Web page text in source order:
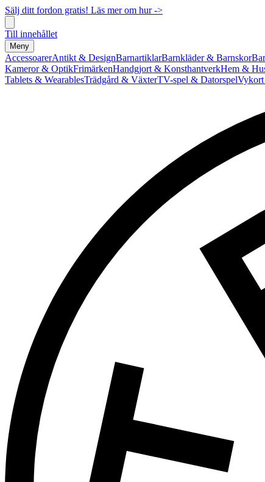
Sälj ditt fordon gratis! Läs mer om hur ->
Till innehållet
Meny
AccessoarerAntikt & DesignBarnartiklarBarnkläder & Barnskor
Kameror & OptikFrimärkenHandgjort & KonsthantverkHem &
Tablets & WearablesTrädgård & VäxterTV-spel & Datorspel